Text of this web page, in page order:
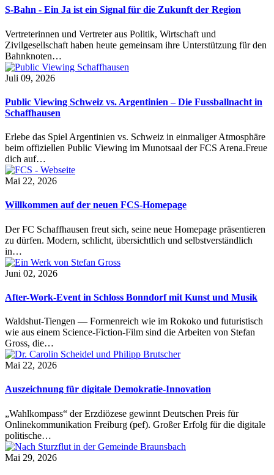
S-Bahn - Ein Ja ist ein Signal für die Zukunft der Region
Vertreterinnen und Vertreter aus Politik, Wirtschaft und
Zivilgesellschaft haben heute gemeinsam ihre Unterstützung für den
Bahnknoten…
Juli 09, 2026
Public Viewing Schweiz vs. Argentinien – Die Fussballnacht in
Schaffhausen
Erlebe das Spiel Argentinien vs. Schweiz in einmaliger Atmosphäre
beim offiziellen Public Viewing im Munotsaal der FCS Arena.Freue
dich auf…
Mai 22, 2026
Willkommen auf der neuen FCS-Homepage
Der FC Schaffhausen freut sich, seine neue Homepage präsentieren
zu dürfen. Modern, schlicht, übersichtlich und selbstverständlich
in…
Juni 02, 2026
After-Work-Event in Schloss Bonndorf mit Kunst und Musik
Waldshut-Tiengen — Formenreich wie im Rokoko und futuristisch
wie aus einem Science-Fiction-Film sind die Arbeiten von Stefan
Gross, die…
Mai 22, 2026
Auszeichnung für digitale Demokratie-Innovation
„Wahlkompass“ der Erzdiözese gewinnt Deutschen Preis für
Onlinekommunikation Freiburg (pef). Großer Erfolg für die digitale
politische…
Mai 29, 2026